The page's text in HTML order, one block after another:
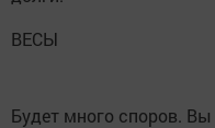
ВЕСЫ
Будет много споров. Вы